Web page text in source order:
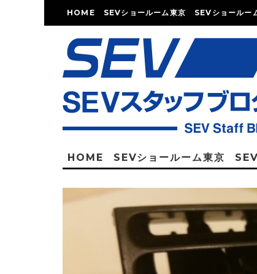
HOME SEVショールーム東京 SEVショールー
HOME SEVショールーム東京